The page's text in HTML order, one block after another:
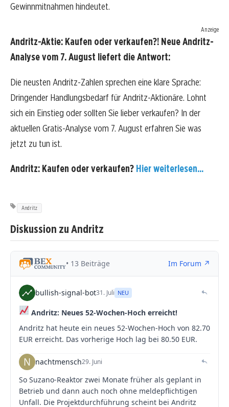
Gewinnmitnahmen hindeutet.
Anzeige
Andritz-Aktie: Kaufen oder verkaufen?! Neue Andritz-
Analyse vom 7. August liefert die Antwort:
Die neusten Andritz-Zahlen sprechen eine klare Sprache:
Dringender Handlungsbedarf für Andritz-Aktionäre. Lohnt
sich ein Einstieg oder sollten Sie lieber verkaufen? In der
aktuellen Gratis-Analyse vom 7. August erfahren Sie was
jetzt zu tun ist.
Andritz: Kaufen oder verkaufen? Hier weiterlesen...
Andritz
Diskussion zu Andritz